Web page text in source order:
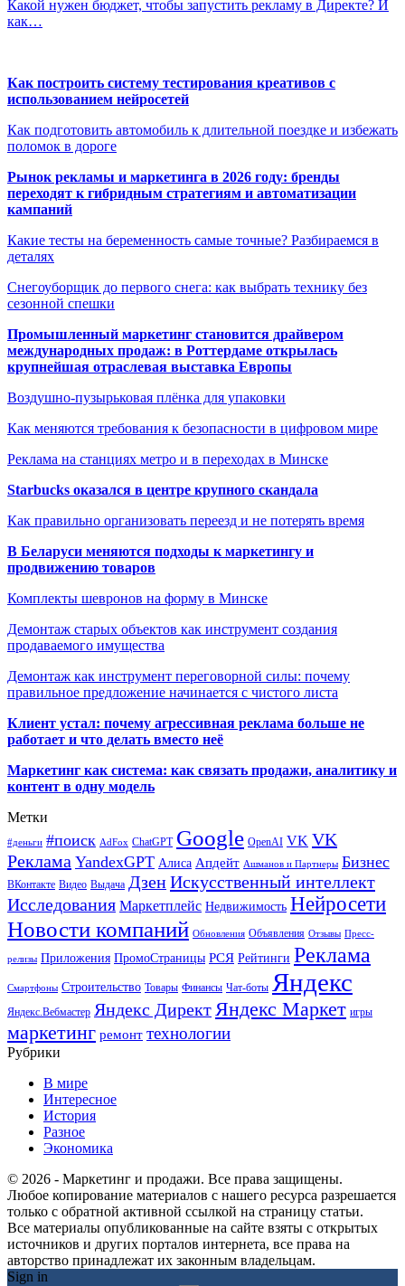
Какой нужен бюджет, чтобы запустить рекламу в Директе? И
как…
Как построить систему тестирования креативов с
использованием нейросетей
Как подготовить автомобиль к длительной поездке и избежать
поломок в дороге
Рынок рекламы и маркетинга в 2026 году: бренды
переходят к гибридным стратегиям и автоматизации
кампаний
Какие тесты на беременность самые точные? Разбираемся в
деталях
Снегоуборщик до первого снега: как выбрать технику без
сезонной спешки
Промышленный маркетинг становится драйвером
международных продаж: в Роттердаме открылась
крупнейшая отраслевая выставка Европы
Воздушно-пузырьковая плёнка для упаковки
Как меняются требования к безопасности в цифровом мире
Реклама на станциях метро и в переходах в Минске
Starbucks оказался в центре крупного скандала
Как правильно организовать переезд и не потерять время
В Беларуси меняются подходы к маркетингу и
продвижению товаров
Комплекты шевронов на форму в Минске
Демонтаж старых объектов как инструмент создания
продаваемого имущества
Демонтаж как инструмент переговорной силы: почему
правильное предложение начинается с чистого листа
Клиент устал: почему агрессивная реклама больше не
работает и что делать вместо неё
Маркетинг как система: как связать продажи, аналитику и
контент в одну модель
Метки
#деньги #поиск AdFox ChatGPT Google OpenAI VK VK
Реклама YandexGPT Алиса Апдейт Ашманов и Партнеры Бизнес
ВКонтакте Видео Выдача ДзенИскусственный интеллект
Исследования Маркетплейс Недвижимость Нейросети
Новости компаний Обновления Объявления Отзывы Пресс-
релизы Приложения ПромоСтраницы РСЯ Рейтинги Реклама
Смартфоны Строительство Товары Финансы Чат-боты Яндекс
Яндекс.Вебмастер Яндекс ДиректЯндекс Маркет игры
маркетинг ремонт технологии
Рубрики
В мире
Интересное
История
Разное
Экономика
© 2026 - Маркетинг и продажи. Все права защищены.
Любое копирование материалов с нашего ресурса разрешается
только с обратной активной ссылкой на страницу статьи.
Все материалы опубликованные на сайте взяты с открытых
источников и других порталов интернета, все права на
авторство принадлежат их законным владельцам.
Sign in